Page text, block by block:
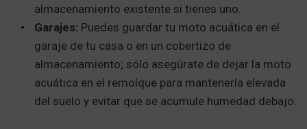
almacenamiento existente si tienes uno.
Garajes: Puedes guardar tu moto acuática en el
garaje de tu casa o en un cobertizo de
almacenamiento; sólo asegúrate de dejar la moto
acuática en el remolque para mantenerla elevada
del suelo y evitar que se acumule humedad debajo.